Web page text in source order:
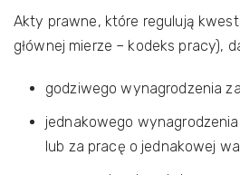
Akty prawne, które regulują
głównej mierze – kodeks pracy),
godziwego wynagrodzenia
jednakowego
lub za pracę o jednakowej